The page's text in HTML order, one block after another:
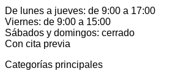
De lunes a jueves: de 9:00 a 17:00
Viernes: de 9:00 a 15:00
Sábados y domingos: cerrado
Con cita previa
Categorías principales